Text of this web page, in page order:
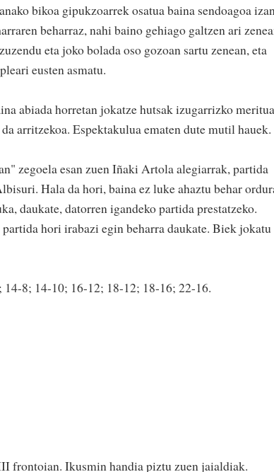
bikoa gipukzoarrek osatua baina sendoagoa
beharraz, nahi baino gehiago galtzen ari
eta joko bolada oso gozoan sartu zenean, eta
eusten asmatu.
abiada horretan jokatze hutsak izugarrizko meritua
arritzekoa. Espektakulua ematen dute mutil hauek.
zegoela esan zuen Iñaki Artola alegiarrak, partida
Hala da hori, baina ez luke ahaztu behar
daukate, datorren igandeko partida prestatzeko.
hori irabazi egin beharra daukate. Biek jokatu
8; 14-10; 16-12; 18-12; 18-16; 22-16.
frontoian. Ikusmin handia piztu zuen jaialdiak.